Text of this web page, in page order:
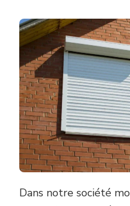
Dans notre société